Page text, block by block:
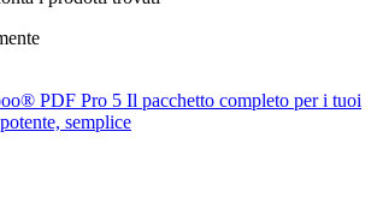
® PDF Pro 5 Il pacchetto completo per i tuoi
semplice